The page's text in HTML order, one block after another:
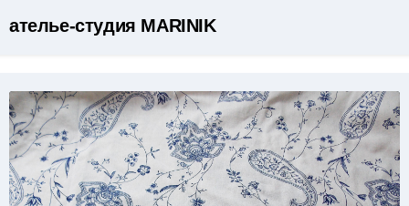
ателье-студия MARINIK